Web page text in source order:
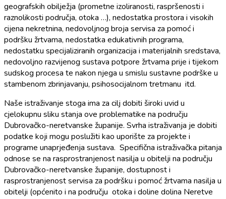
geografskih obilježja (prometne izoliranosti, raspršenosti i
raznolikosti područja, otoka …), nedostatka prostora i visokih
cijena nekretnina, nedovoljnog broja servisa za pomoć i
podršku žrtvama, nedostatka edukativnih programa,
nedostatku specijaliziranih organizacija i materijalnih sredstava,
nedovoljno razvijenog sustava potpore žrtvama prije i tijekom
sudskog procesa te nakon njega u smislu sustavne podrške u
stambenom zbrinjavanju, psihosocijalnom tretmanu itd.
Naše istraživanje stoga ima za cilj dobiti široki uvid u
cjelokupnu sliku stanja ove problematike na području
Dubrovačko-neretvanske županije. Svrha istraživanja je dobiti
podatke koji mogu poslužiti kao uporište za projekte i
programe unaprjeđenja sustava. Specifična istraživačka pitanja
odnose se na rasprostranjenost nasilja u obitelji na području
Dubrovačko-neretvanske županije, dostupnost i
rasprostranjenost servisa za podršku i pomoć žrtvama nasilja u
obitelji (općenito i na području otoka i doline dolina Neretve